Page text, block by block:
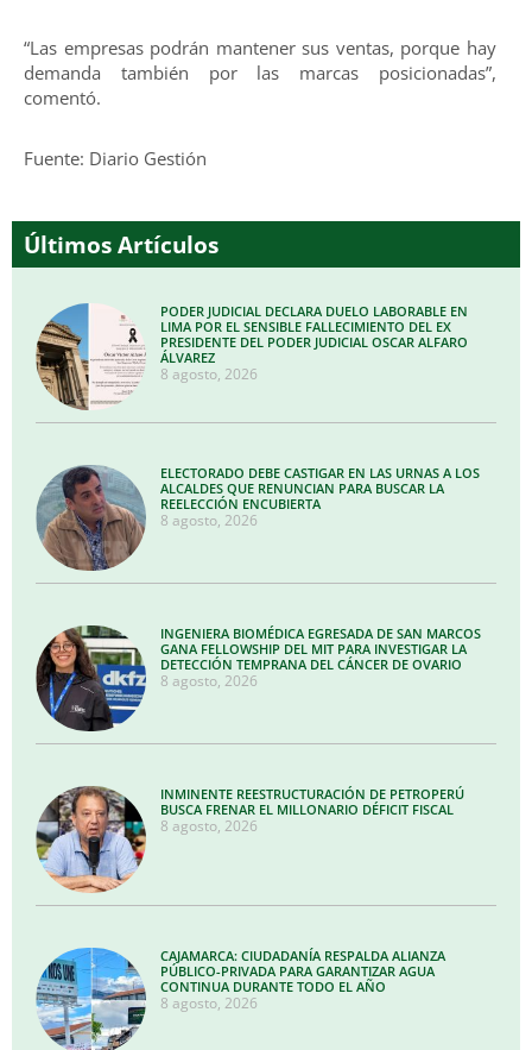
“Las empresas podrán mantener sus ventas, porque hay
demanda también por las marcas posicionadas”,
comentó.
Fuente: Diario Gestión
Últimos Artículos
PODER JUDICIAL DECLARA DUELO LABORABLE EN
LIMA POR EL SENSIBLE FALLECIMIENTO DEL EX
PRESIDENTE DEL PODER JUDICIAL OSCAR ALFARO
ÁLVAREZ
8 agosto, 2026
ELECTORADO DEBE CASTIGAR EN LAS URNAS A LOS
ALCALDES QUE RENUNCIAN PARA BUSCAR LA
REELECCIÓN ENCUBIERTA
8 agosto, 2026
INGENIERA BIOMÉDICA EGRESADA DE SAN MARCOS
GANA FELLOWSHIP DEL MIT PARA INVESTIGAR LA
DETECCIÓN TEMPRANA DEL CÁNCER DE OVARIO
8 agosto, 2026
INMINENTE REESTRUCTURACIÓN DE PETROPERÚ
BUSCA FRENAR EL MILLONARIO DÉFICIT FISCAL
8 agosto, 2026
CAJAMARCA: CIUDADANÍA RESPALDA ALIANZA
PÚBLICO-PRIVADA PARA GARANTIZAR AGUA
CONTINUA DURANTE TODO EL AÑO
8 agosto, 2026